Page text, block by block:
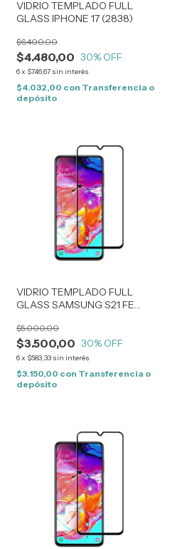
VIDRIO TEMPLADO FULL
GLASS IPHONE 17 (2838)
$4.480,00
$6.400,00
30% OFF
6x $746,67 sin interés
$4.032,00 con Transferencia o
depósito
VIDRIO TEMPLADO FULL
GLASS SAMSUNG S21 FE
$3.500,00
$5.000,00
30% OFF
6x $583,33 sin interés
$3.150,00 con Transferencia o
depósito